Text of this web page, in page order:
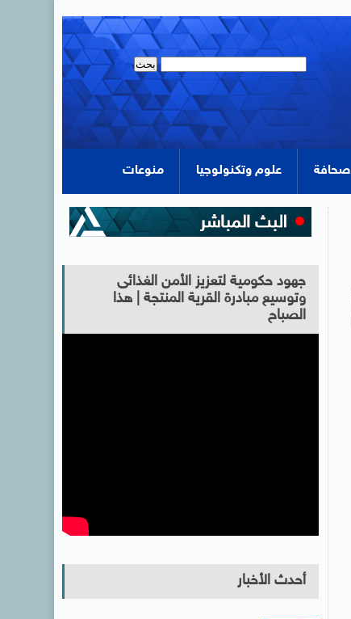
صحافة علوم وتكنولوجيا منوعات
جهود حكومية لتعزيز الأمن الغذائى
وتوسيع مبادرة القرية المنتجة | هذا
الصباح
أحدث الأخبار